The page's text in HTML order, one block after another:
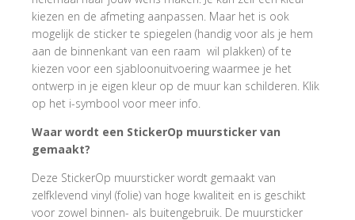
kiezen en de afmeting aanpassen. Maar het is ook
mogelijk de sticker te spiegelen (handig voor als je hem
aan de binnenkant van een raam wil plakken) of te
kiezen voor een sjabloonuitvoering waarmee je het
ontwerp in je eigen kleur op de muur kan schilderen. Klik
op het i-symbool voor meer info.
Waar wordt een StickerOp muursticker van
gemaakt?
Deze StickerOp muursticker wordt gemaakt van
zelfklevend vinyl (folie) van hoge kwaliteit en is geschikt
voor zowel binnen- als buitengebruik. De muursticker